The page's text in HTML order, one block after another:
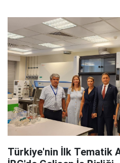
Türkiye'nin İlk Tematik